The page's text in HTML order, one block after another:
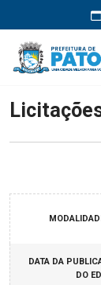
Início
DATA DA
DO